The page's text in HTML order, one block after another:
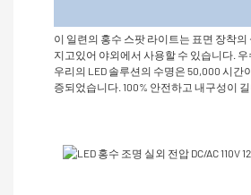
제
이 일련의 홍수 스팟 라이트는 표면 장착
지고있어 야외에서 사용할 수 있습니다.
우리의 LED 솔루션의 수명은 50,000 시간
증되었습니다. 100% 안전하고 내구성이